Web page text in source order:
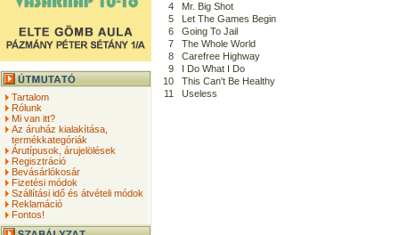
Tartalom
Rólunk
Mi van itt?
Az áruház kialakítása,
termékkategóriák
Árutípusok, árujelölések
Regisztráció
Bevásárlókosár
Fizetési módok
Szállítási idő és átvételi módok
Reklamáció
Fontos!
4
Mr. Big Shot
5
Let The Games Begin
6
Going To Jail
7
The Whole World
8
Carefree Highway
9
I Do What I Do
10
This Can't Be Healthy
11
Useless